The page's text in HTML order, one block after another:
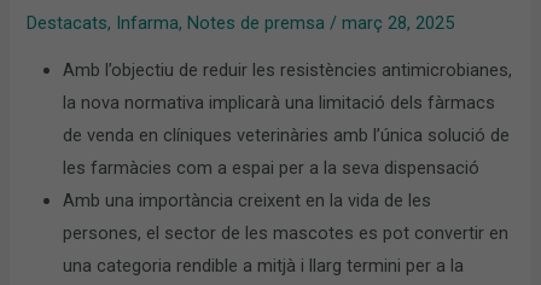
Destacats, Infarma, Notes de premsa /març 28, 2025
Amb l’objectiu de reduir les resistències antimicrobianes,
la nova normativa implicarà una limitació dels fàrmacs
de venda en clíniques veterinàries amb l’única solució de
les farmàcies com a espai per a la seva dispensació
Amb una importància creixent en la vida de les
persones, el sector de les mascotes es pot convertir en
una categoria rendible a mitjà i llarg termini per a la